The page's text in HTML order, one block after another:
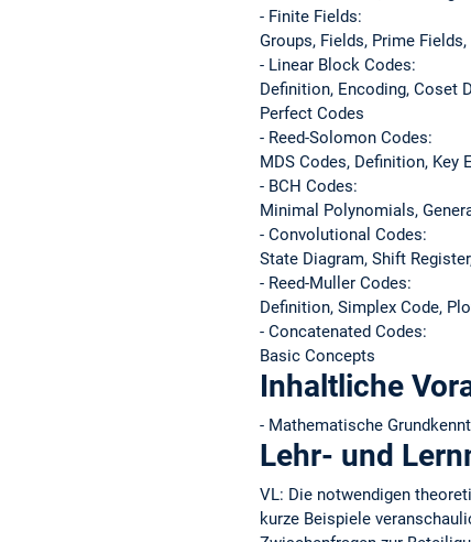
- Finite Fields:
Groups, Fields, Prime
- Linear Block Codes:
Definition, Encoding, Coset
Perfect Codes
- Reed-Solomon Codes:
MDS Codes, Definition, Key
- BCH Codes:
Minimal Polynomials,
- Convolutional Codes:
State Diagram, Shift
- Reed-Muller Codes:
Definition, Simplex Code,
- Concatenated Codes:
Basic Concepts
Inhaltliche
- Mathematische
Lehr- und
VL: Die notwendigen
kurze Beispiele